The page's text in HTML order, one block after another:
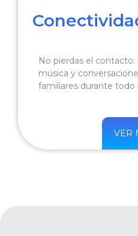
No pierdas el
música y
familiares durante todo
VER